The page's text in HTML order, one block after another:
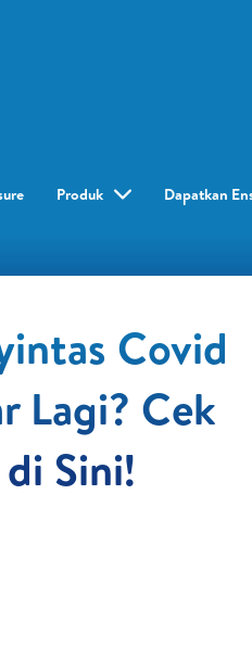
Produk Dapatkan
Covid
Lagi? Cek
Sini!